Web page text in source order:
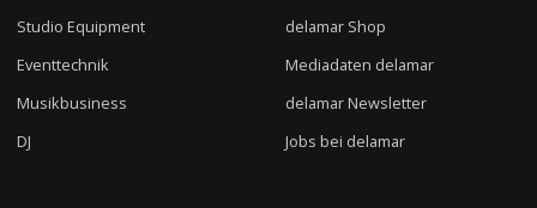
Studio Equipment
Eventtechnik
Musikbusiness
DJ
delamar Shop
Mediadaten delamar
delamar Newsletter
Jobs bei delamar